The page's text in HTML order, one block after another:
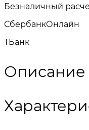
Безналичный
СбербанкОнлайн
TБанк
Описание